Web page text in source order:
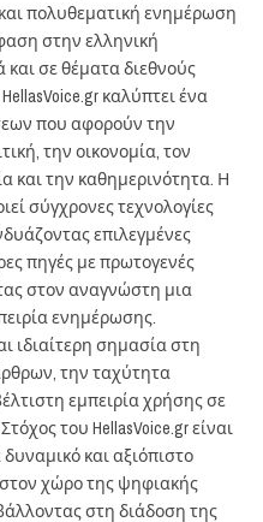
πολυθεματική ενημέρωση
στην ελληνική
και σε θέματα διεθνούς
καλύπτει ένα
που αφορούν την
την οικονομία, τον
και την καθημερινότητα. Η
σύγχρονες τεχνολογίες
επιλεγμένες
πηγές με πρωτογενές
στον αναγνώστη μια
ενημέρωσης.
ιδιαίτερη σημασία στη
την ταχύτητα
εμπειρία χρήσης σε
του HellasVoice.gr είναι
και αξιόπιστο
χώρο της ψηφιακής
στη διάδοση της